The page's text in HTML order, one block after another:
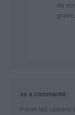
de
xx a commenté :
Parmi les raisons